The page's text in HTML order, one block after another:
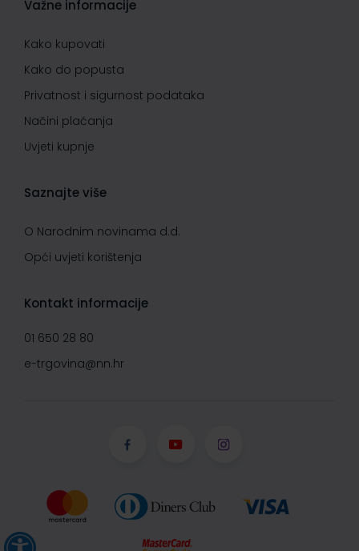
Važne informacije
Kako kupovati
Kako do popusta
Privatnost i sigurnost podataka
Načini plaćanja
Uvjeti kupnje
Saznajte više
O Narodnim novinama d.d.
Opći uvjeti korištenja
Kontakt informacije
01 650 28 80
e-trgovina@nn.hr